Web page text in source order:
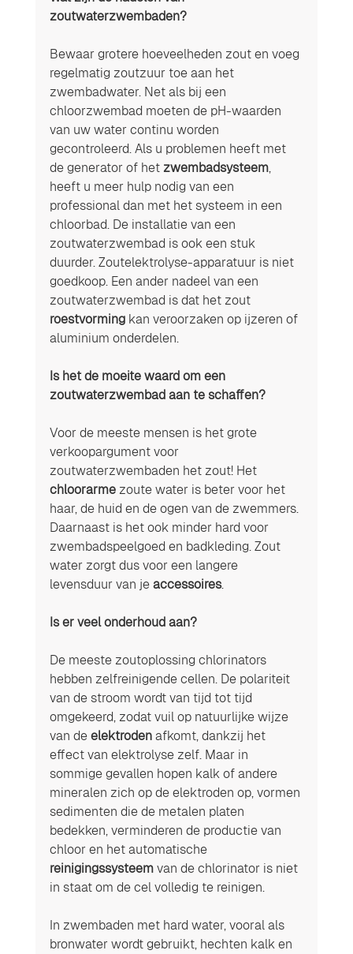
zoutwaterzwembaden?
Bewaar grotere hoeveelheden zout en voeg
regelmatig zoutzuur toe aan het
zwembadwater. Net als bij een
chloorzwembad moeten de pH-waarden
van uw water continu worden
gecontroleerd. Als u problemen heeft met
de generator of het zwembadsysteem,
heeft u meer hulp nodig van een
professional dan met het systeem in een
chloorbad. De installatie van een
zoutwaterzwembad is ook een stuk
duurder. Zoutelektrolyse-apparatuur is niet
goedkoop. Een ander nadeel van een
zoutwaterzwembad is dat het zout
roestvorming kan veroorzaken op ijzeren of
aluminium onderdelen.
Is het de moeite waard om een
zoutwaterzwembad aan te schaffen?
Voor de meeste mensen is het grote
verkoopargument voor
zoutwaterzwembaden het zout! Het
chloorarme zoute water is beter voor het
haar, de huid en de ogen van de zwemmers.
Daarnaast is het ook minder hard voor
zwembadspeelgoed en badkleding. Zout
water zorgt dus voor een langere
levensduur van je accessoires.
Is er veel onderhoud aan?
De meeste zoutoplossing chlorinators
hebben zelfreinigende cellen. De polariteit
van de stroom wordt van tijd tot tijd
omgekeerd, zodat vuil op natuurlijke wijze
van de elektroden afkomt, dankzij het
effect van elektrolyse zelf. Maar in
sommige gevallen hopen kalk of andere
mineralen zich op de elektroden op, vormen
sedimenten die de metalen platen
bedekken, verminderen de productie van
chloor en het automatische
reinigingssysteem van de chlorinator is niet
in staat om de cel volledig te reinigen.
In zwembaden met hard water, vooral als
bronwater wordt gebruikt, hechten kalk en